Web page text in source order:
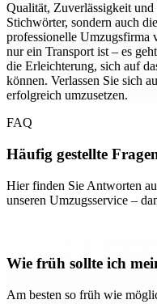
Qualität, Zuverlässigkeit
Stichwörter, sondern auch
professionelle Umzugsfirma
nur ein Transport ist – es
die Erleichterung, sich auf
können. Verlassen Sie sich
erfolgreich umzusetzen.
FAQ
Häufig gestellte
Hier finden Sie Antworten
unseren Umzugsservice –
Wie früh sollte ich
Am besten so früh wie